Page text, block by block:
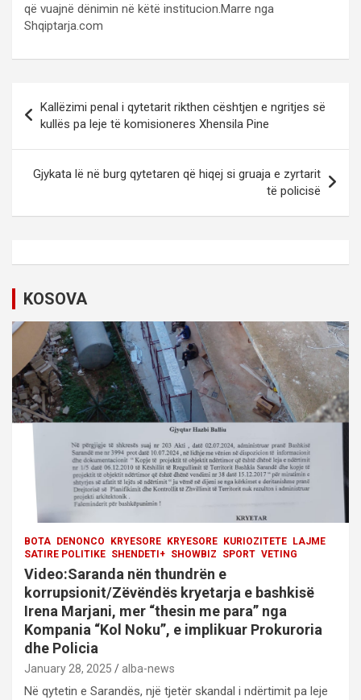
që vuajnë dënimin në këtë institucion.Marre nga
Shqiptarja.com
s
a
a
i
o
n
Kallëzimi penal i qytetarit rikthen cështjen e ngritjes së
kullës pa leje të komisioneres Xhensila Pine
Gjykata lë në burg qytetaren që hiqej si gruaja e zyrtarit
të policisë
KOSOVA
BOTA DENONCO KRYESORE KRYESORE KURIOZITETE
LAJME
SATIRE POLITIKE SHENDETI+ SHOWBIZ SPORT VETING
Video:Saranda nën thundrën e
korrupsionit/Zëvëndës kryetarja e bashkisë
Irena Marjani, mer “thesin me para” nga
Kompania “Kol Noku”, e implikuar Prokuroria
dhe Policia
January 28, 2025 alba-news
Në qytetin e Sarandës, një tjetër skandal i ndërtimit pa leje